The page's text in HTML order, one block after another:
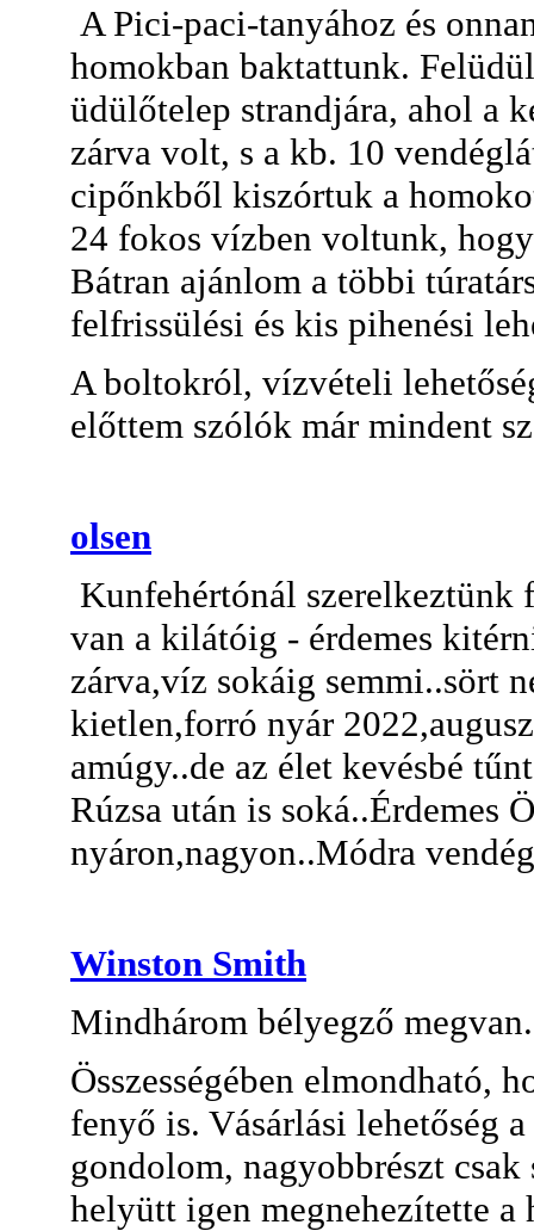
A Pici-paci-tanyához és
homokban baktattunk.
üdülőtelep strandjára, ahol a
zárva volt, s a kb. 10
cipőnkből kiszórtuk a
24 fokos vízben voltunk,
Bátran ajánlom a többi
felfrissülési és kis pihenési
A boltokról, vízvételi
előttem szólók már mindent
olsen
Kunfehértónál szerelkeztünk
van a kilátóig - érdemes
zárva,víz sokáig semmi..sört
kietlen,forró nyár
amúgy..de az élet kevésbé
Rúzsa után is soká..Érdemes
nyáron,nagyon..Módra
Winston Smith
Mindhárom bélyegző megvan.
Összességében elmondható,
fenyő is. Vásárlási lehetőség
gondolom, nagyobbrészt
helyütt igen megnehezítette a